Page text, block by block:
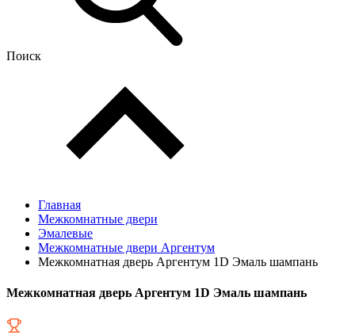
Поиск
Главная
Межкомнатные двери
Эмалевые
Межкомнатные двери Аргентум
Межкомнатная дверь Аргентум 1D Эмаль шампань
Межкомнатная дверь Аргентум 1D Эмаль шампань